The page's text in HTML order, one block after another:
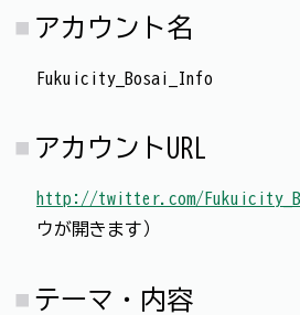
アカウント名
Fukuicity_Bosai_Info
アカウントURL
http://twitter.com/
ウが開きます）
テーマ・内容